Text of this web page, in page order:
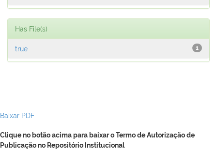
Has File(s)
1
true
Baixar PDF
Clique no botão acima para baixar o Termo de Autorização de
Publicação no Repositório Institucional